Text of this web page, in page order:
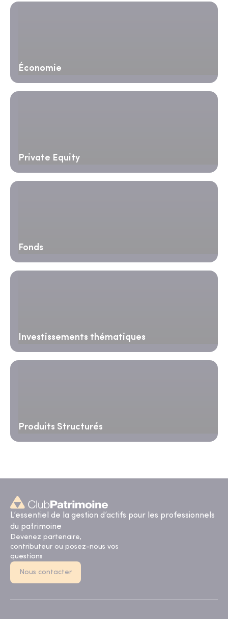
Économie
Private Equity
Fonds
Investissements thématiques
Produits Structurés
L’essentiel de la gestion d’actifs pour les professionnels
du patrimoine
Devenez partenaire,
contributeur ou posez-nous vos
questions
Nous contacter